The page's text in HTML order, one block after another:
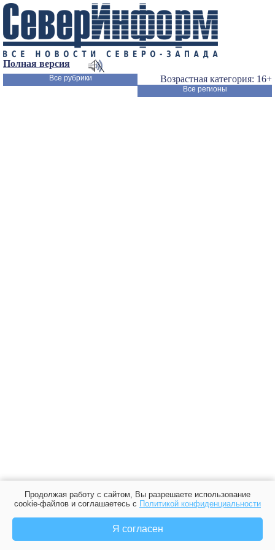
Полная версия
Возрастная категория: 16+
Все рубрики
Все регионы
Продолжая работу с сайтом, Вы разрешаете использование
cookie-файлов и соглашаетесь с Политикой конфиденциальности
Я согласен